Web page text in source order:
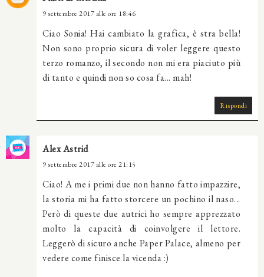
9 settembre 2017 alle ore 18:46
Ciao Sonia! Hai cambiato la grafica, è stra bella!
Non sono proprio sicura di voler leggere questo
terzo romanzo, il secondo non mi era piaciuto più
di tanto e quindi non so cosa fa... mah!
Rispondi
Alex Astrid
9 settembre 2017 alle ore 21:15
Ciao! A me i primi due non hanno fatto impazzire,
la storia mi ha fatto storcere un pochino il naso...
Però di queste due autrici ho sempre apprezzato
molto la capacità di coinvolgere il lettore.
Leggerò di sicuro anche Paper Palace, almeno per
vedere come finisce la vicenda :)